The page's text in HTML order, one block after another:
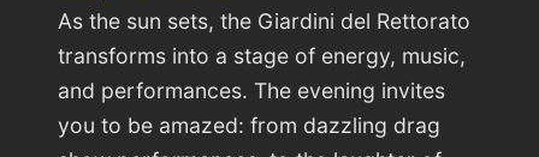
As the sun sets, the Giardini del Rettorato
transforms into a stage of energy, music,
and performances. The evening invites
you to be amazed: from dazzling drag